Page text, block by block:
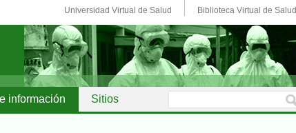
Universidad Virtual de Salud Biblioteca Virtual de Salud
información Sitios